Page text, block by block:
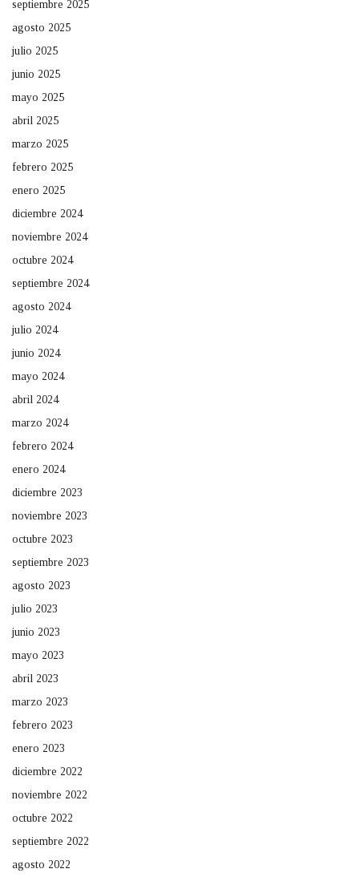
septiembre 2025
agosto 2025
julio 2025
junio 2025
mayo 2025
abril 2025
marzo 2025
febrero 2025
enero 2025
diciembre 2024
noviembre 2024
octubre 2024
septiembre 2024
agosto 2024
julio 2024
junio 2024
mayo 2024
abril 2024
marzo 2024
febrero 2024
enero 2024
diciembre 2023
noviembre 2023
octubre 2023
septiembre 2023
agosto 2023
julio 2023
junio 2023
mayo 2023
abril 2023
marzo 2023
febrero 2023
enero 2023
diciembre 2022
noviembre 2022
octubre 2022
septiembre 2022
agosto 2022